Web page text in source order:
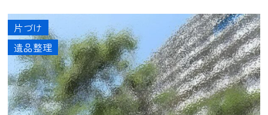
片づけ
遺品整理